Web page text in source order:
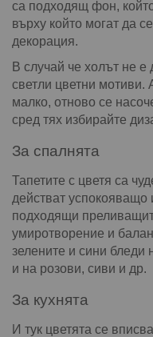
са подходящ фон,
върху който могат да
декорация.
В случай че холът не е
светли цветни
малко, отново се
сред тях избирайте
За спалнята
Тапетите с цветя са
действат успокояващо
подходящи
умиротворение и
зелените и сини бледи
и на розови, сиви и др.
За кухнята
И тук цветята се